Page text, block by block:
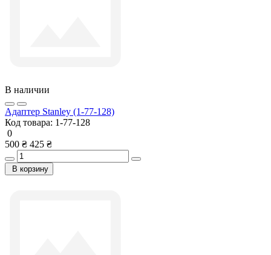
В наличии
Адаптер Stanley (1-77-128)
Код товара: 1-77-128
0
500 ₴ 425 ₴
В корзину